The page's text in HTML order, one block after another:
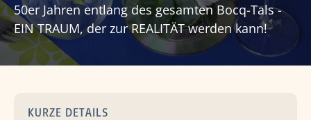
50er Jahren entlang des gesamten Bocq-Tals -
EIN TRAUM, der zur REALITÄT werden kann!
KURZE DETAILS